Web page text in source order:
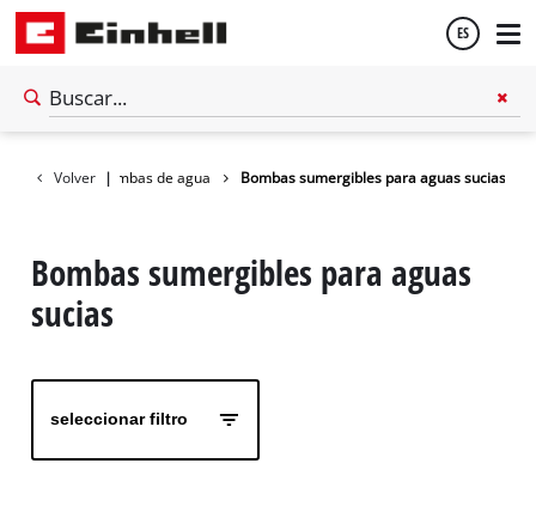
ES
Volver |
Jardín Bombas de agua Bombas sumergibles para aguas sucias
Bombas sumergibles para aguas
sucias
seleccionar filtro